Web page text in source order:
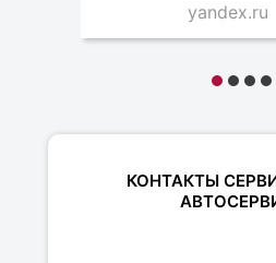
yandex.ru
КОНТАКТЫ